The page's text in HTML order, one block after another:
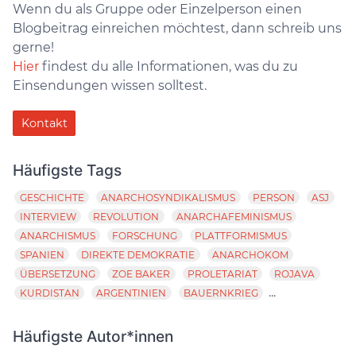
Wenn du als Gruppe oder Einzelperson einen
Blogbeitrag einreichen möchtest, dann schreib uns
gerne!
Hier findest du alle Informationen, was du zu
Einsendungen wissen solltest.
Kontakt
Häufigste Tags
GESCHICHTE ANARCHOSYNDIKALISMUS PERSON
ASJ
INTERVIEW
REVOLUTION
ANARCHAFEMINISMUS
ANARCHISMUS
FORSCHUNG
PLATTFORMISMUS
SPANIEN
DIREKTE DEMOKRATIE
ANARCHOKOM
ÜBERSETZUNG
ZOE BAKER PROLETARIAT
ROJAVA
KURDISTAN
ARGENTINIEN BAUERNKRIEG ...
Häufigste Autor*innen